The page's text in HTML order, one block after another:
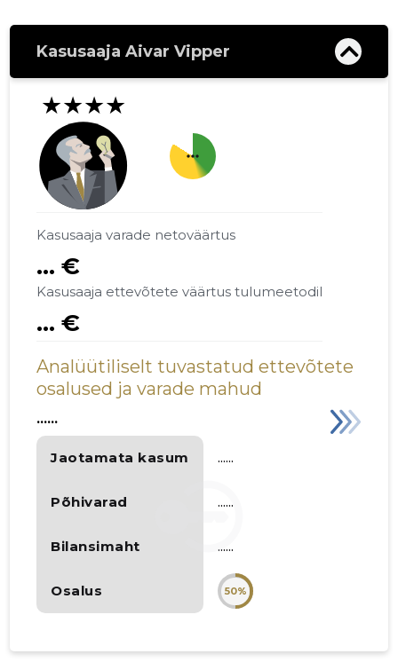
Kasusaaja Aivar Vipper
★★★★
more_horiz
Kasusaaja varade netoväärtus
... €
Kasusaaja ettevõtete väärtus tulumeetodil
... €
Analüütiliselt tuvastatud ettevõtete
osalused ja varade mahud
Jaotamata kasum
Põhivarad
Bilansimaht
Osalus
......
......
......
......
50%